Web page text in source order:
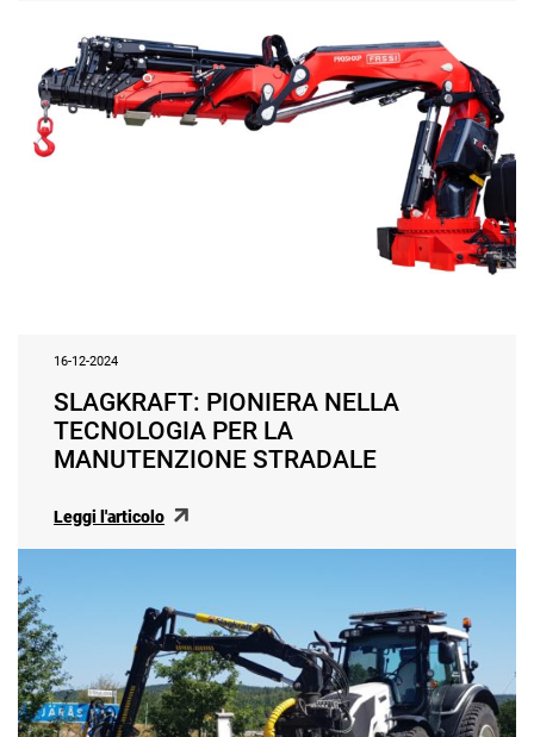
16-12-2024
SLAGKRAFT: PIONIERA NELLA
TECNOLOGIA PER LA
MANUTENZIONE STRADALE
Leggi l'articolo